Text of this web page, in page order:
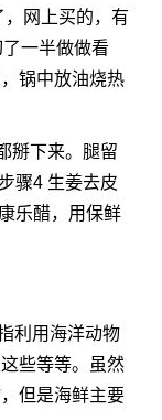
网上买的，有
一半做做看
锅中放油烧热
掰下来。腿留
骤4 生姜去皮
乐醋，用保鲜
利用海洋动物
些等等。虽然
但是海鲜主要